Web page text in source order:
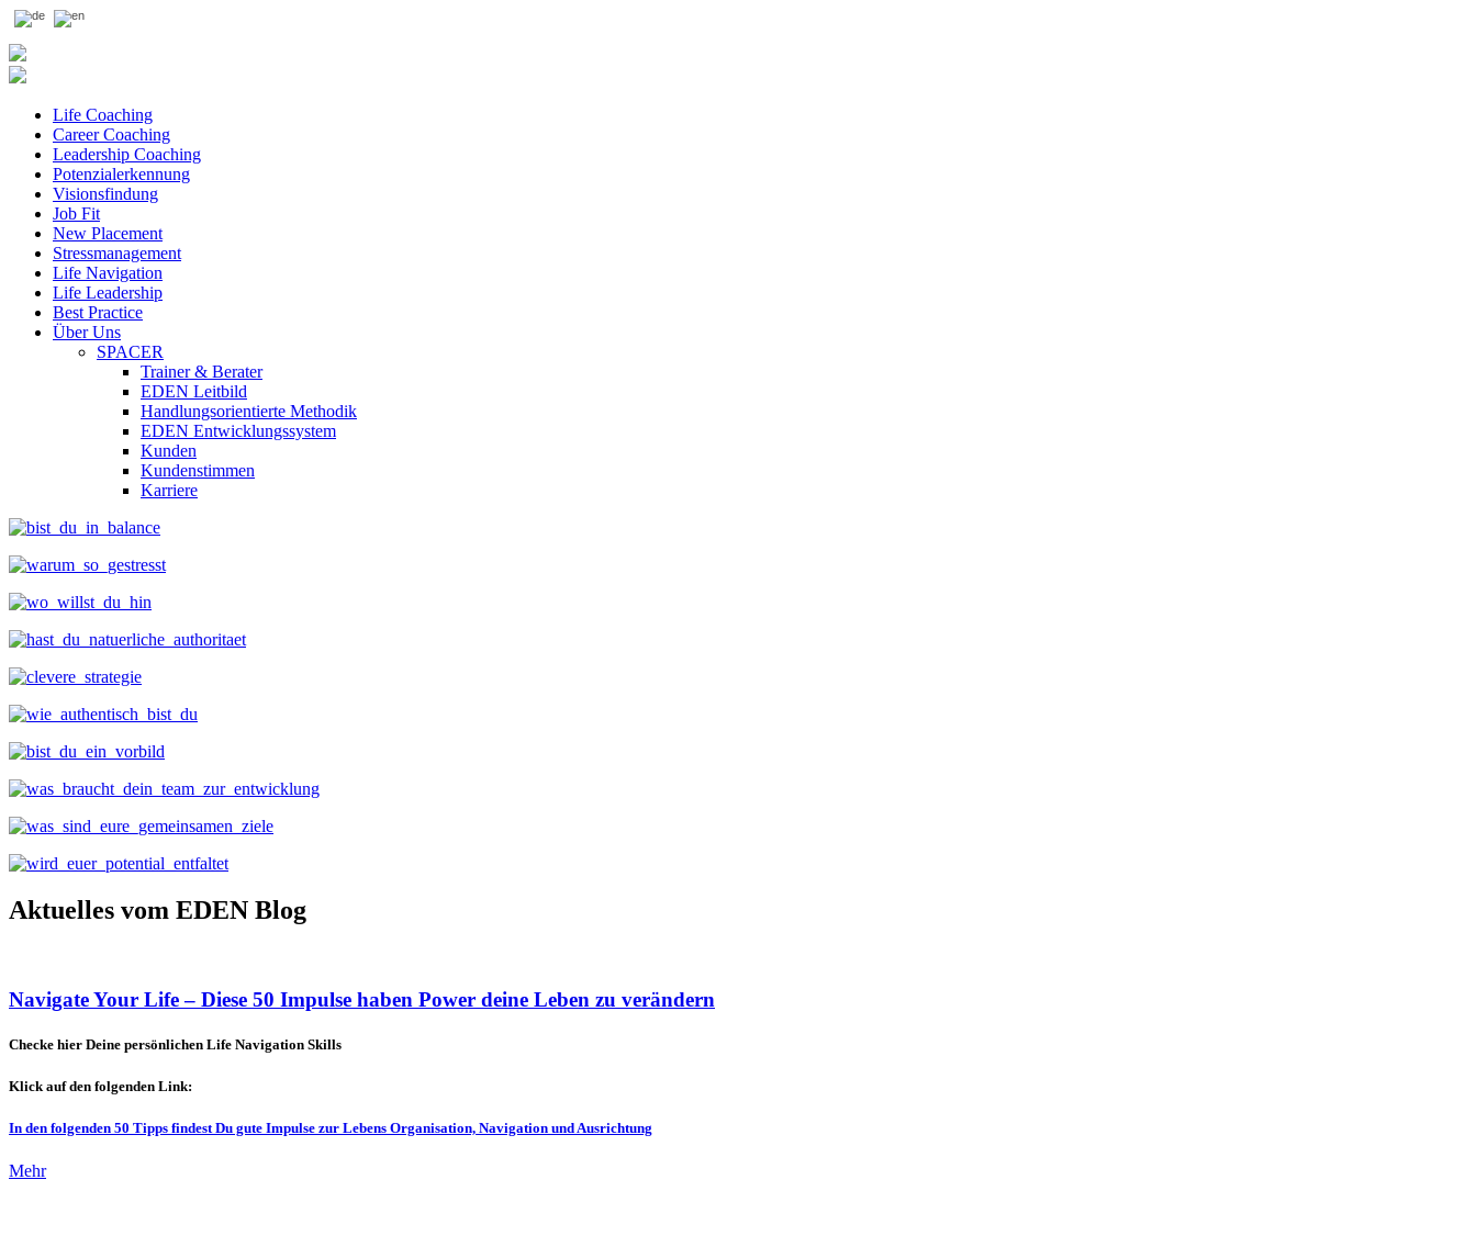
Life Coaching
Career Coaching
Leadership Coaching
Potenzialerkennung
Visionsfindung
Job Fit
New Placement
Stressmanagement
Life Navigation
Life Leadership
Best Practice
Über Uns
SPACER
Trainer & Berater
EDEN Leitbild
Handlungsorientierte Methodik
EDEN Entwicklungssystem
Kunden
Kundenstimmen
Karriere
Aktuelles vom EDEN Blog
Navigate Your Life – Diese 50 Impulse haben Power deine Leben zu verändern
Checke hier Deine persönlichen Life Navigation Skills
Klick auf den folgenden Link:
In den folgenden 50 Tipps findest Du gute Impulse zur Lebens Organisation, Navigation und Ausrichtung
Mehr